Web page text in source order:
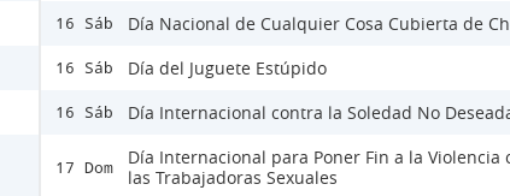
16 Sáb Día Nacional de Cualquier Cosa Cubierta de
16 Sáb Día del Juguete Estúpido
16 Sáb Día Internacional contra la Soledad No
17 Dom
Día Internacional para Poner Fin a la Violencia
las Trabajadoras Sexuales